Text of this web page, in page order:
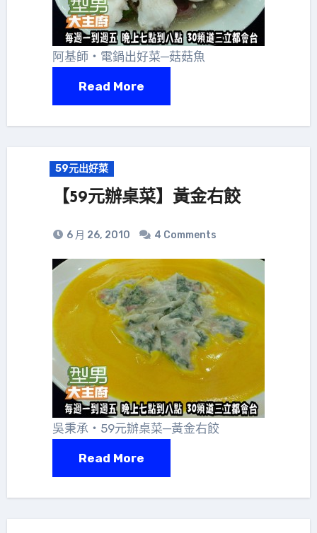
阿基師‧電鍋出好菜─菇菇魚
Read More
59元出好菜
【59元辦桌菜】黃金右餃
6 月 26, 2010 4 Comments
吳秉承‧59元辦桌菜─黃金右餃
Read More